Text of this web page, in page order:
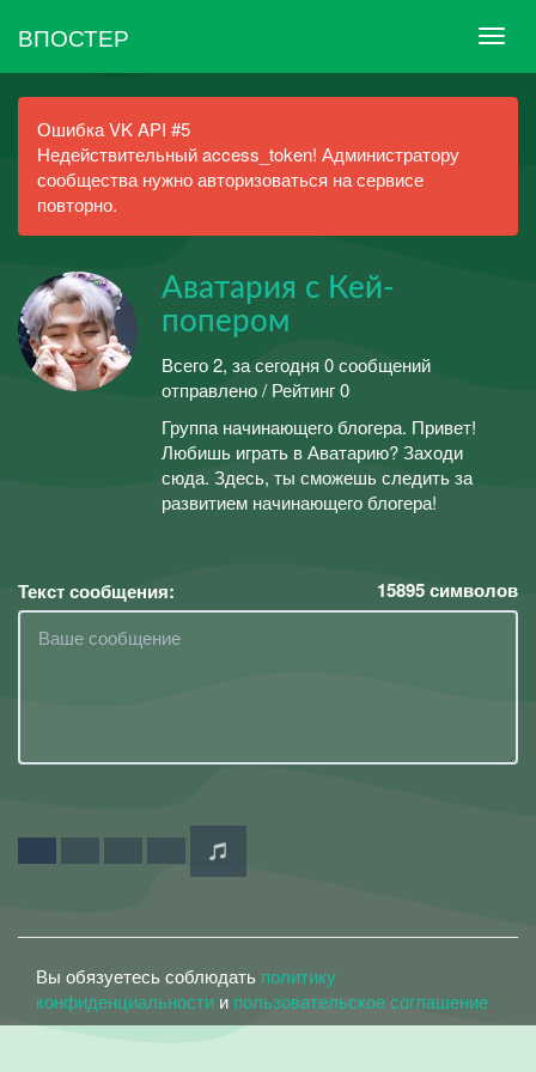
ВПОСТЕР
Ошибка VK API #5
Недействительный access_token! Администратору
сообщества нужно авторизоваться на сервисе
повторно.
Аватария с Кей-
попером
Всего 2, за сегодня 0 сообщений
отправлено / Рейтинг 0
Группа начинающего блогера. Привет!
Любишь играть в Аватарию? Заходи
сюда. Здесь, ты сможешь следить за
развитием начинающего блогера!
Текст сообщения: 15895символов
Вы обязуетесь соблюдать политику
конфиденциальности и пользовательское соглашение